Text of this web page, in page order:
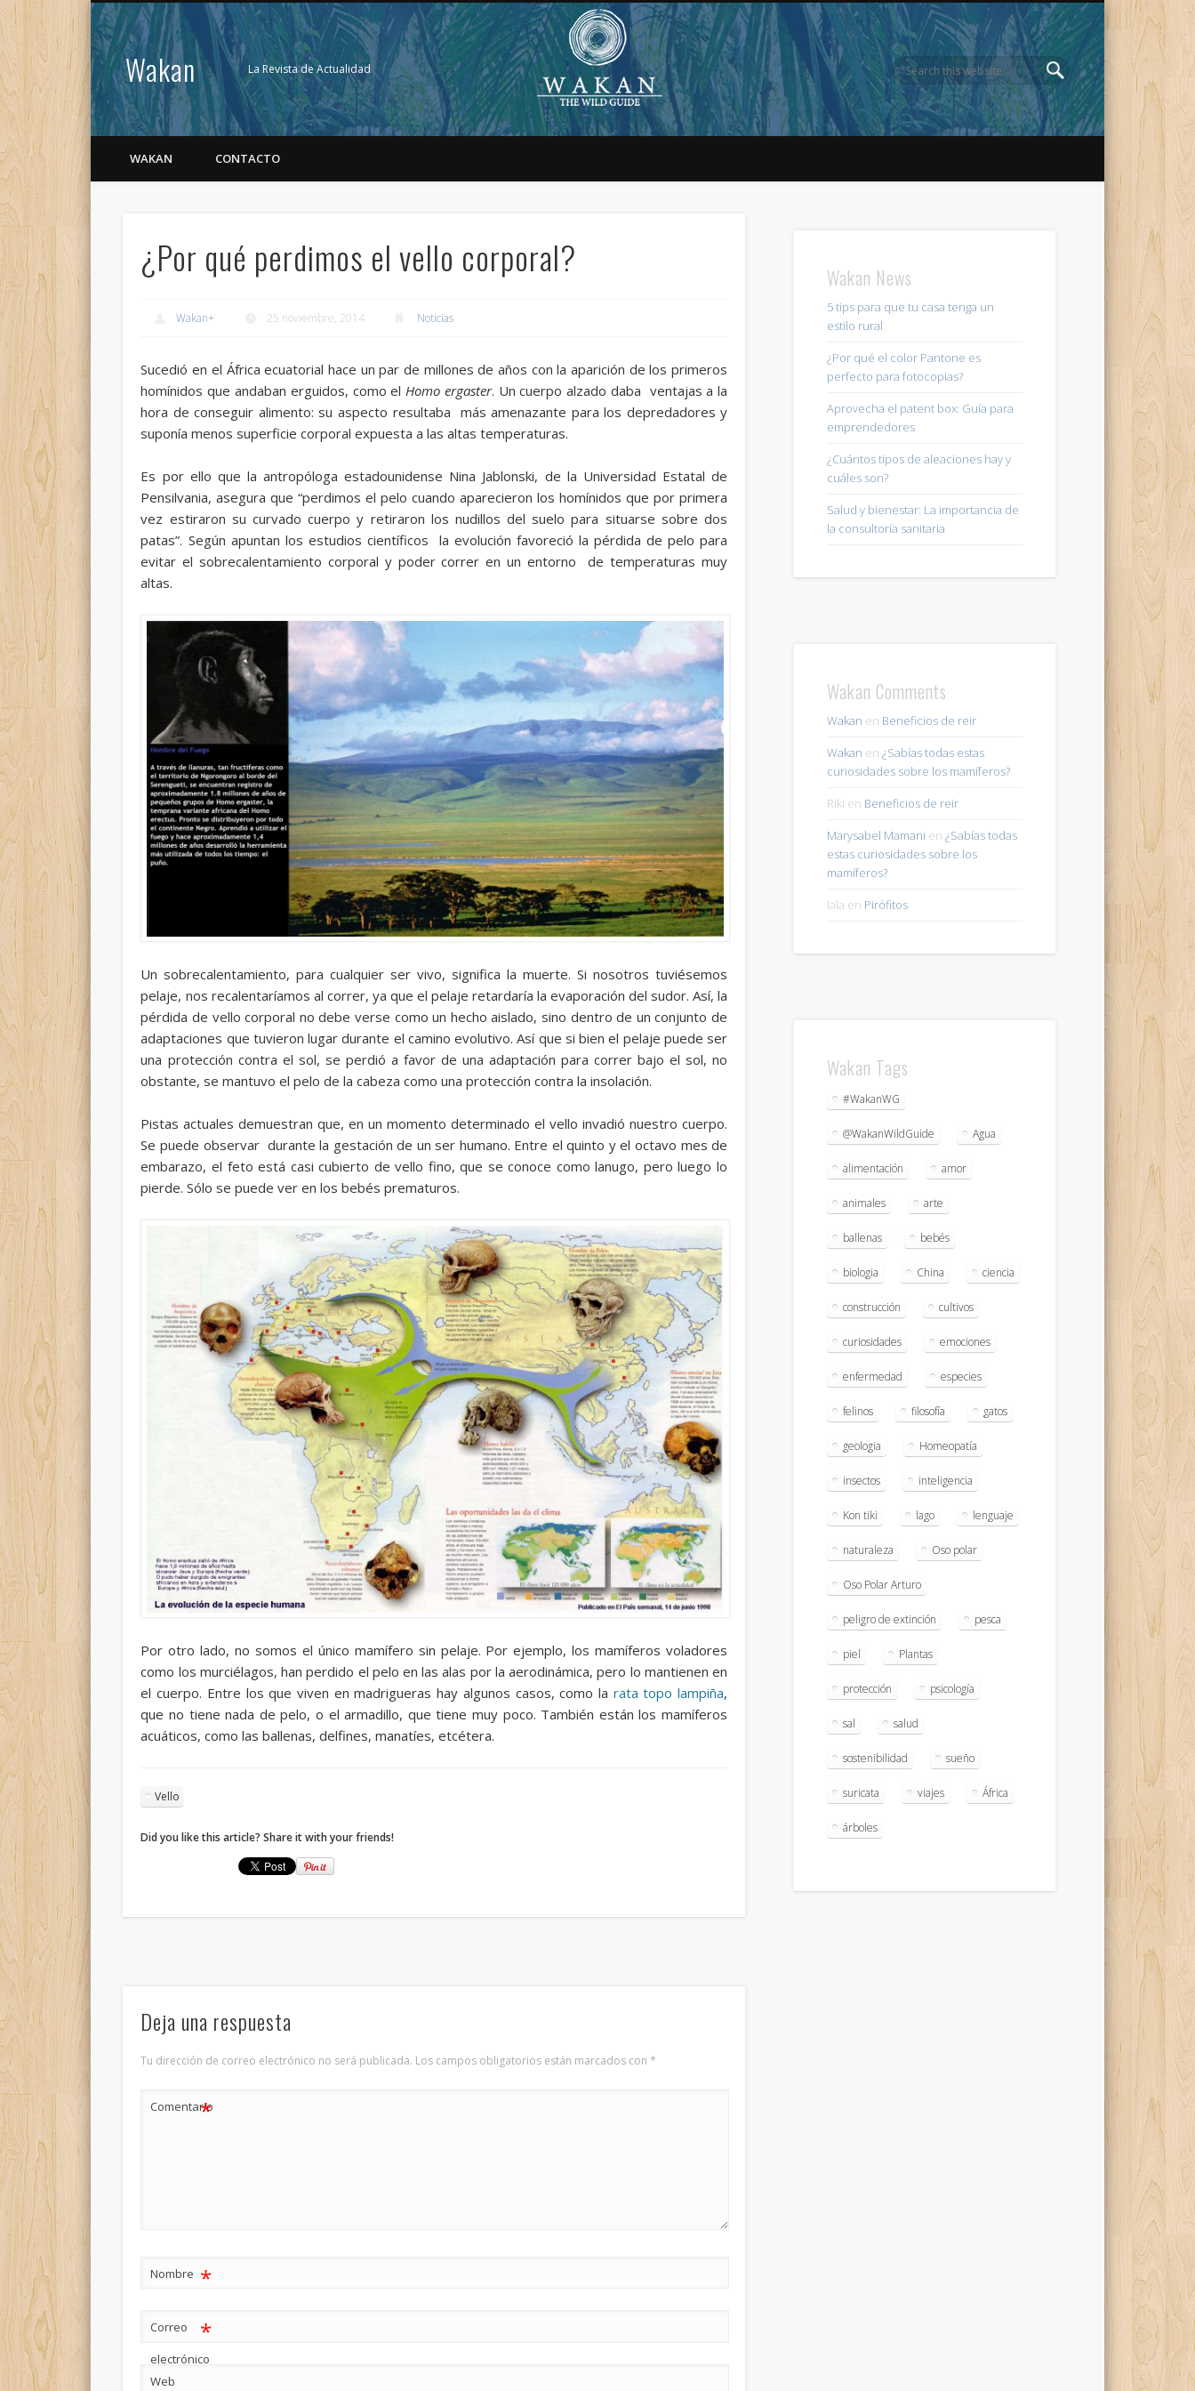
Wakan La Revista de Actualidad
WAKAN CONTACTO
¿Por qué perdimos el vello corporal?
Wakan+ 25 noviembre, 2014 Noticias
Sucedió en el África ecuatorial hace un par de millones de años con la aparición de los primeros
homínidos que andaban erguidos, como elHomo ergaster. Un cuerpo alzado daba ventajas a la
hora de conseguir alimento: su aspecto resultaba más amenazante para los depredadores y
suponía menos superficie corporal expuesta a las altas temperaturas.
Es por ello que la antropóloga estadounidense Nina Jablonski, de la Universidad Estatal de
Pensilvania, asegura que “perdimos el pelo cuando aparecieron los homínidos que por primera
vez estiraron su curvado cuerpo y retiraron los nudillos del suelo para situarse sobre dos
patas”. Según apuntan los estudios científicos la evolución favoreció la pérdida de pelo para
evitar el sobrecalentamiento corporal y poder correr en un entorno de temperaturas muy
altas.
Un sobrecalentamiento, para cualquier ser vivo, significa la muerte. Si nosotros tuviésemos
pelaje, nos recalentaríamos al correr, ya que el pelaje retardaría la evaporación del sudor. Así, la
pérdida de vello corporal no debe verse como un hecho aislado, sino dentro de un conjunto de
adaptaciones que tuvieron lugar durante el camino evolutivo. Así que si bien el pelaje puede ser
una protección contra el sol, se perdió a favor de una adaptación para correr bajo el sol, no
obstante, se mantuvo el pelo de la cabeza como una protección contra la insolación.
Pistas actuales demuestran que, en un momento determinado el vello invadió nuestro cuerpo.
Se puede observar durante la gestación de un ser humano. Entre el quinto y el octavo mes de
embarazo, el feto está casi cubierto de vello fino, que se conoce como lanugo, pero luego lo
pierde. Sólo se puede ver en los bebés prematuros.
Por otro lado, no somos el único mamífero sin pelaje. Por ejemplo, los mamíferos voladores
como los murciélagos, han perdido el pelo en las alas por la aerodinámica, pero lo mantienen en
el cuerpo. Entre los que viven en madrigueras hay algunos casos, como la rata topo lampiña,
que no tiene nada de pelo, o el armadillo, que tiene muy poco. También están los mamíferos
acuáticos, como las ballenas, delfines, manatíes, etcétera.
Vello
Did you like this article? Share it with your friends!
Deja una respuesta
Tu dirección de correo electrónico no será publicada. Los campos obligatorios están marcados con*
Comentario
*
Nombre *
Correo
electrónico
*
Web
Wakan News
5 tips para que tu casa tenga un
estilo rural
¿Por qué el color Pantone es
perfecto para fotocopias?
Aprovecha el patent box: Guía para
emprendedores
¿Cuántos tipos de aleaciones hay y
cuáles son?
Salud y bienestar: La importancia de
la consultoría sanitaria
Wakan Comments
Wakan en Beneficios de reir
Wakan en ¿Sabías todas estas
curiosidades sobre los mamíferos?
Riki en Beneficios de reir
Marysabel Mamani en ¿Sabías todas
estas curiosidades sobre los
mamíferos?
lala en Pirófitos
Wakan Tags
#WakanWG
@WakanWildGuide Agua
alimentación amor
animales arte
ballenas bebés
biologia China ciencia
construcción cultivos
curiosidades emociones
enfermedad especies
felinos filosofía gatos
geologia Homeopatía
insectos inteligencia
Kon tiki lago lenguaje
naturaleza Oso polar
Oso Polar Arturo
peligro de extinción pesca
piel Plantas
protección psicología
sal salud
sostenibilidad sueño
suricata viajes África
árboles